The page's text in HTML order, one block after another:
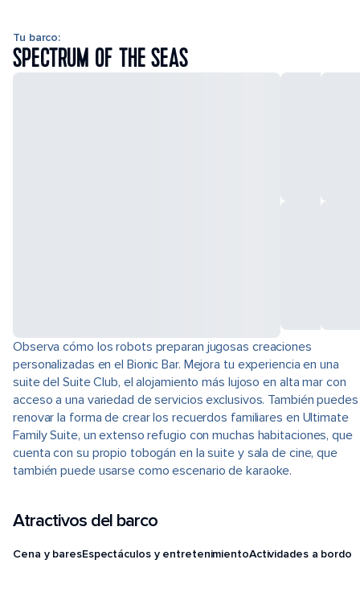
Tu barco:
SPECTRUM OF THE SEAS
Observa cómo los robots preparan jugosas creaciones
personalizadas en el Bionic Bar. Mejora tu experiencia en una
suite del Suite Club, el alojamiento más lujoso en alta mar con
acceso a una variedad de servicios exclusivos. También puedes
renovar la forma de crear los recuerdos familiares en Ultimate
Family Suite, un extenso refugio con muchas habitaciones, que
cuenta con su propio tobogán en la suite y sala de cine, que
también puede usarse como escenario de karaoke.
Atractivos del barco
Cena y baresEspectáculos y entretenimientoActividades a bordo